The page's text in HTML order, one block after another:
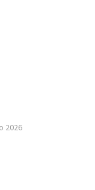
2026